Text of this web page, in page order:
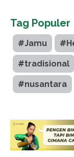
Tag Populer
#Jamu
#tradisional
#nusantara